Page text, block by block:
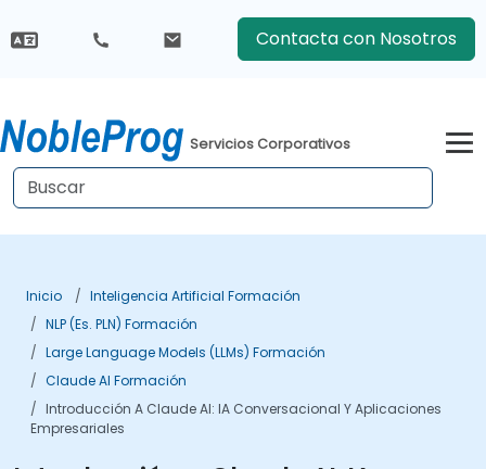
Contacta con Nosotros
Servicios Corporativos
Inicio
Inteligencia Artificial Formación
NLP (es. PLN) Formación
Large Language Models (LLMs) Formación
Claude AI Formación
Introducción A Claude AI: IA Conversacional Y Aplicaciones
Empresariales